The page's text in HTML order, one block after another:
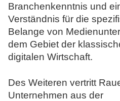
Branchenkenntnis und
Verständnis für die
Belange von
dem Gebiet der
digitalen Wirtschaft.
Des Weiteren vertritt
Unternehmen aus der